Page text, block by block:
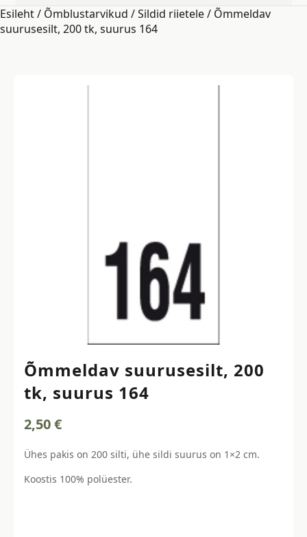
Esileht/ Õmblustarvikud /Sildid riietele/ Õmmeldav
suurusesilt, 200 tk, suurus 164
Õmmeldav suurusesilt, 200
tk, suurus 164
2,50€
Ühes pakis on 200 silti, ühe sildi suurus on 1×2 cm.
Koostis 100% polüester.